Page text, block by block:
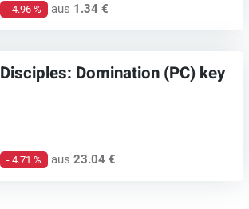
- 4.96 % aus 1.34 €
Disciples: Domination (PC) key
- 4.71 % aus23.04 €